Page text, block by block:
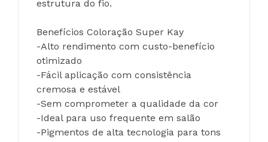
estrutura do fio.
Benefícios Coloração Super Kay
-Alto rendimento com custo-benefício
otimizado
-Fácil aplicação com consistência
cremosa e estável
-Sem comprometer a qualidade da cor
-Ideal para uso frequente em salão
-Pigmentos de alta tecnologia para tons